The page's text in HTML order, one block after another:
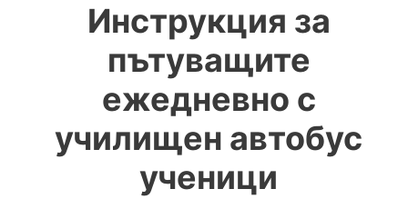
Инструкция за
пътуващите
ежедневно с
училищен автобус
ученици